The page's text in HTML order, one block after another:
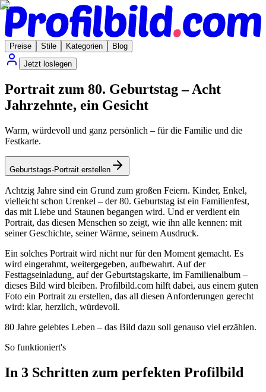
Preise Stile Kategorien
Blog
Jetzt loslegen
Portrait zum 80. Geburtstag – Acht
Jahrzehnte, ein Gesicht
Warm, würdevoll und ganz persönlich – für die Familie und die
Festkarte.
Geburtstags-Portrait erstellen
Achtzig Jahre sind ein Grund zum großen Feiern. Kinder, Enkel,
vielleicht schon Urenkel – der 80. Geburtstag ist ein Familienfest,
das mit Liebe und Staunen begangen wird. Und er verdient ein
Portrait, das diesen Menschen so zeigt, wie ihn alle kennen: mit
seiner Geschichte, seiner Wärme, seinem Ausdruck.
Ein solches Portrait wird nicht nur für den Moment gemacht. Es
wird eingerahmt, weitergegeben, aufbewahrt. Auf der
Festtagseinladung, auf der Geburtstagskarte, im Familienalbum –
dieses Bild wird bleiben. Profilbild.com hilft dabei, aus einem guten
Foto ein Portrait zu erstellen, das all diesen Anforderungen gerecht
wird: klar, herzlich, würdevoll.
80 Jahre gelebtes Leben – das Bild dazu soll genauso viel erzählen.
So funktioniert's
In 3 Schritten zum perfekten Profilbild